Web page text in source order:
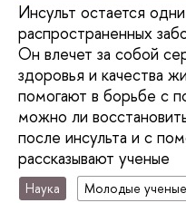
Инсульт остается
распространенных
Он влечет за собой
здоровья и качества
помогают в борьбе с
можно ли
после инсульта и с
рассказывают ученые
Наука
Молодые ученые